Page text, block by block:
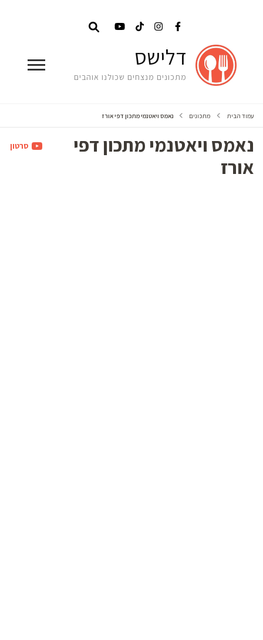
דלישס
מתכונים מנצחים שכולנו אוהבים
עמוד הבית מתכונים נאמס ויאטנמי מתכון דפי אורז
נאמס ויאטנמי מתכון דפי
אורז
סרטון